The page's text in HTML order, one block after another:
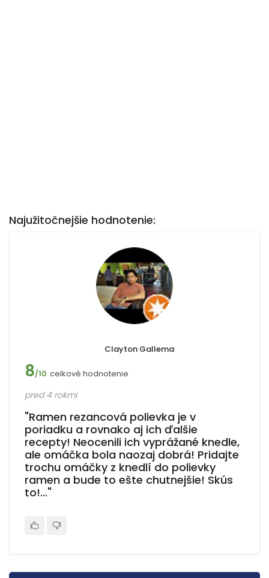
Najužitočnejšie hodnotenie:
Clayton Gallema
8/10 celkové hodnotenie
pred 4 rokmi
"Ramen rezancová polievka je v
poriadku a rovnako aj ich ďalšie
recepty! Neocenili ich vyprážané knedle,
ale omáčka bola naozaj dobrá! Pridajte
trochu omáčky z knedlí do polievky
ramen a bude to ešte chutnejšie! Skús
to!…"